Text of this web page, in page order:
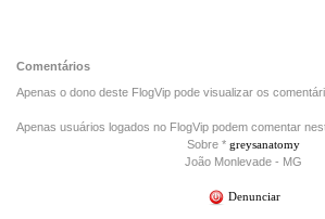
Comentários
Apenas o dono deste FlogVip pode visualizar os
Apenas usuários logados no FlogVip podem comentar
Sobre * greysanatomy
João Monlevade - MG
Denunciar